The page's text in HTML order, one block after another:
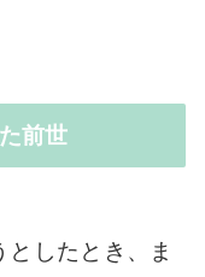
前世
したとき、ま